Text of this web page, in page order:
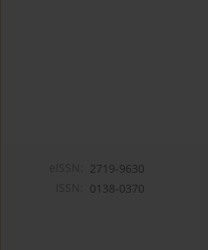
2719-9630
0138-0370